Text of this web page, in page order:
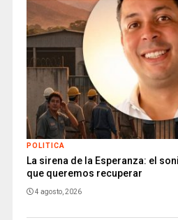
POLITICA
La sirena de la Esperanza: el
que queremos recuperar
4 agosto, 2026